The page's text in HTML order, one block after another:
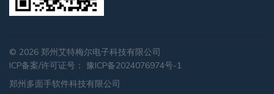
© 2026 郑州艾特梅尔电子科技有限公司
ICP备案/许可证号： 豫ICP备2024076974号-1
郑州多面手软件科技有限公司